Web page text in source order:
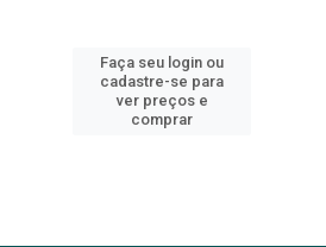
Faça seu login ou
cadastre-se para
ver preços e
comprar